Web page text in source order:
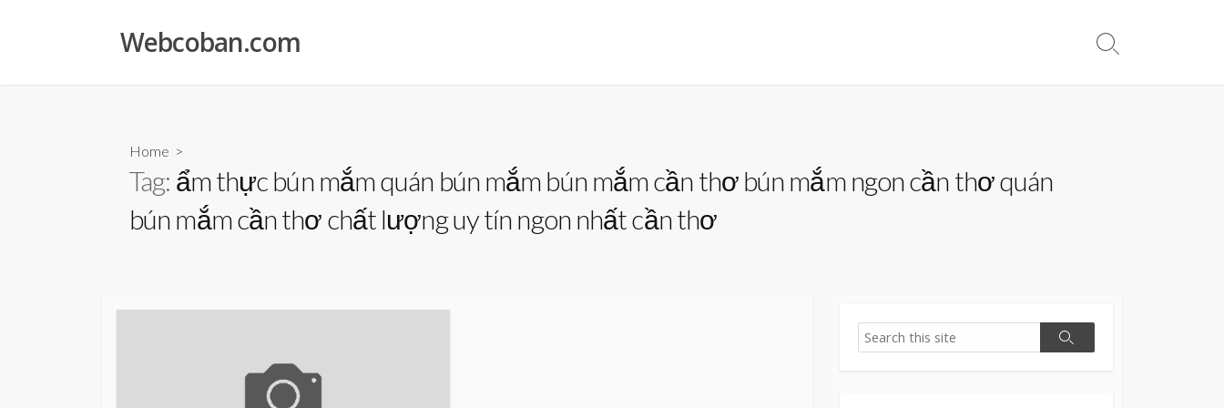
Webcoban.com
Search
Home >
Tag: ẩm thực bún mắm quán bún mắm bún mắm cần thơ bún mắm ngon cần thơ quán
bún mắm cần thơ chất lượng uy tín ngon nhất cần thơ
Search
Search